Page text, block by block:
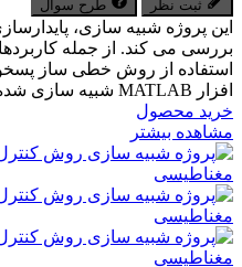
ثبت نظر طرح سوال
این پروژه شبیه سازی،
بررسی می کند. از جمله
استفاده از روش خطی ساز
افزار MATLAB شبیه سازی شده است. همچنین...
خرید محصول
مشاهده بیشتر